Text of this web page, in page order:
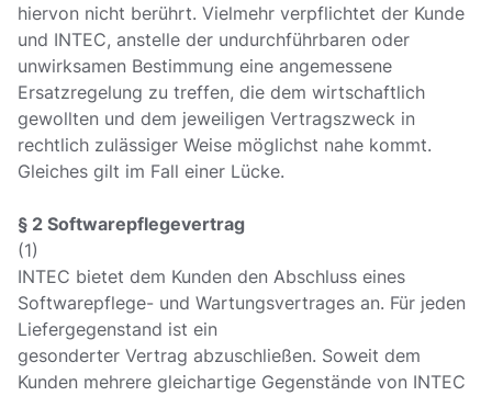
hiervon nicht berührt. Vielmehr verpflichtet der Kunde
und INTEC, anstelle der undurchführbaren oder
unwirksamen Bestimmung eine angemessene
Ersatzregelung zu treffen, die dem wirtschaftlich
gewollten und dem jeweiligen Vertragszweck in
rechtlich zulässiger Weise möglichst nahe kommt.
Gleiches gilt im Fall einer Lücke.
§ 2 Softwarepflegevertrag
(1)
INTEC bietet dem Kunden den Abschluss eines
Softwarepflege- und Wartungsvertrages an. Für jeden
Liefergegenstand ist ein
gesonderter Vertrag abzuschließen. Soweit dem
Kunden mehrere gleichartige Gegenstände von INTEC